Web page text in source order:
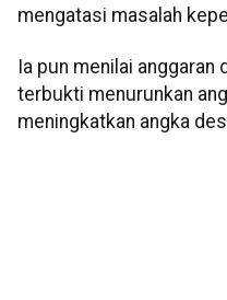
mengatasi masalah
Ia pun menilai
terbukti menurunkan
meningkatkan angka